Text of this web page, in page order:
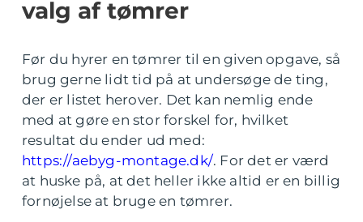
valg af tømrer
Før du hyrer en tømrer til en given opgave, så
brug gerne lidt tid på at undersøge de ting,
der er listet herover. Det kan nemlig ende
med at gøre en stor forskel for, hvilket
resultat du ender ud med:
https://aebyg-montage.dk/. For det er værd
at huske på, at det heller ikke altid er en billig
fornøjelse at bruge en tømrer.